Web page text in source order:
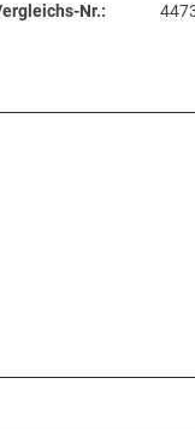
Nr.: